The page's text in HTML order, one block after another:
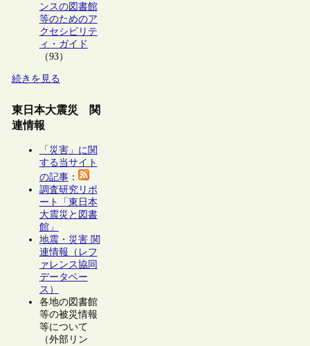
ンスの図書館
等のためのア
クセシビリテ
ィ・ガイド
（93）
続きを見る
東日本大震災 関
連情報
「災害」に関
する当サイト
の記事：
調査研究リポ
ート「東日本
大震災と図書
館」
地震・災害 関
連情報（レフ
ァレンス協同
データベー
ス）
各地の図書館
等の被災情報
等について
（外部リン